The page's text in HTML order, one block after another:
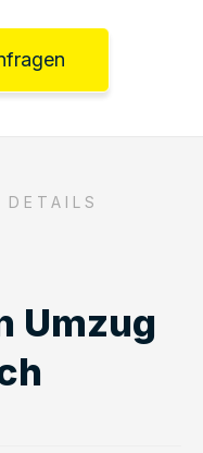
Umzug